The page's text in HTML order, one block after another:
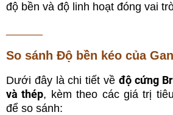
độ bền và độ linh hoạt đóng vai
So sánh Độ bền kéo của
Dưới đây là chi tiết về độ cứng
và thép, kèm theo các giá trị
để so sánh: